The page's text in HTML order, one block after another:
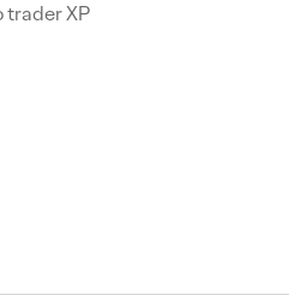
trader XP